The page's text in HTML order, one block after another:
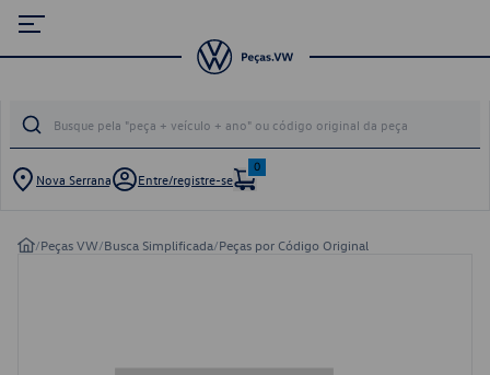
Nova Serrana Entre/registre-se
0
/Peças VW/Busca Simplificada/Peças por Código Original